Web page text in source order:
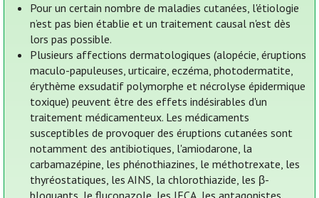
Pour un certain nombre de maladies cutanées, l'étiologie
n’est pas bien établie et un traitement causal n'est dès
lors pas possible.
Plusieurs affections dermatologiques (alopécie, éruptions
maculo-papuleuses, urticaire, eczéma, photodermatite,
érythème exsudatif polymorphe et nécrolyse épidermique
toxique) peuvent être des effets indésirables d'un
traitement médicamenteux. Les médicaments
susceptibles de provoquer des éruptions cutanées sont
notamment des antibiotiques, l'amiodarone, la
carbamazépine, les phénothiazines, le méthotrexate, les
thyréostatiques, les AINS, la chlorothiazide, les β-